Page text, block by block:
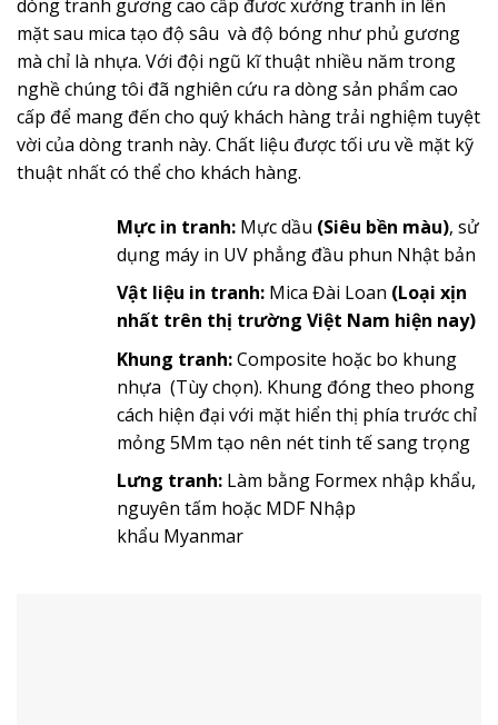
dòng tranh gương cao cấp đươc xưởng tranh in lên
mặt sau mica tạo độ sâu và độ bóng như phủ gương
mà chỉ là nhựa. Với đội ngũ kĩ thuật nhiều năm trong
nghề chúng tôi đã nghiên cứu ra dòng sản phẩm cao
cấp để mang đến cho quý khách hàng trải nghiệm tuyệt
vời của dòng tranh này. Chất liệu được tối ưu về mặt kỹ
thuật nhất có thể cho khách hàng.
Mực in tranh:Mực dầu (Siêu bền màu), sử
dụng máy in UV phẳng đầu phun Nhật bản
Vật liệu in tranh:Mica Đài Loan (Loại xịn
nhất trên thị trường Việt Nam hiện nay)
Khung tranh:Composite hoặc bo khung
nhựa (Tùy chọn). Khung đóng theo phong
cách hiện đại với mặt hiển thị phía trước chỉ
mỏng 5Mm tạo nên nét tinh tế sang trọng
Lưng tranh:Làm bằng Formex nhập khẩu,
nguyên tấm hoặc MDF Nhập
khẩu Myanmar